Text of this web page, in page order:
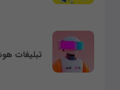
تبلیغات